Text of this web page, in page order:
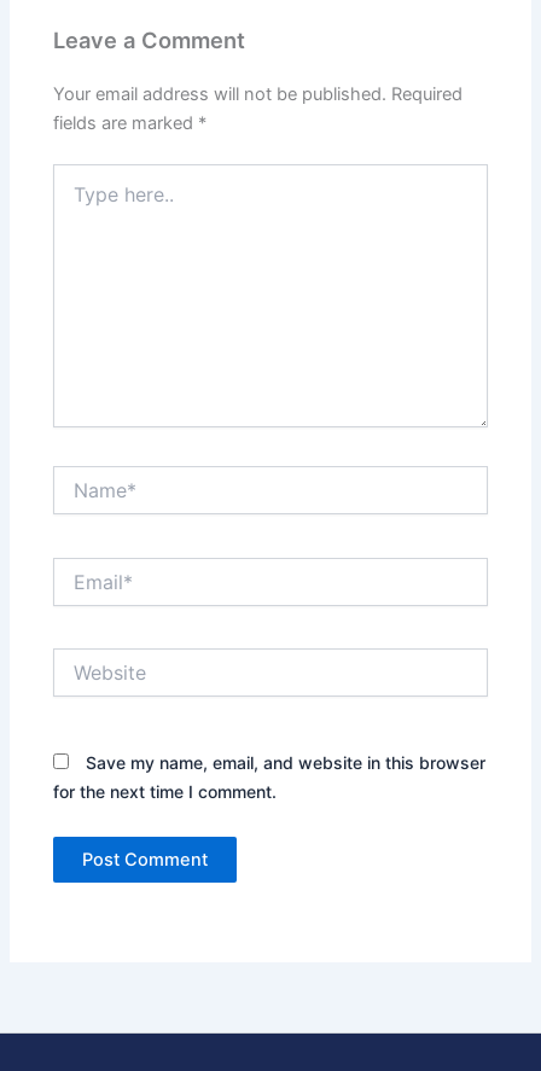
Leave a Comment
Your email address will not be published. Required
fields are marked *
here..
Save my name, email, and website in this browser
for the next time I comment.